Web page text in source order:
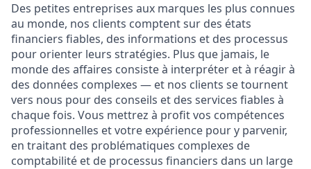
Des petites entreprises aux marques les plus connues
au monde, nos clients comptent sur des états
financiers fiables, des informations et des processus
pour orienter leurs stratégies. Plus que jamais, le
monde des affaires consiste à interpréter et à réagir à
des données complexes — et nos clients se tournent
vers nous pour des conseils et des services fiables à
chaque fois. Vous mettrez à profit vos compétences
professionnelles et votre expérience pour y parvenir,
en traitant des problématiques complexes de
comptabilité et de processus financiers dans un large